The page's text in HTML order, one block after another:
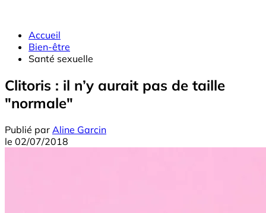
Accueil
Bien-être
Santé sexuelle
Clitoris : il n’y aurait pas de taille
"normale"
Publié par Aline Garcin
le 02/07/2018